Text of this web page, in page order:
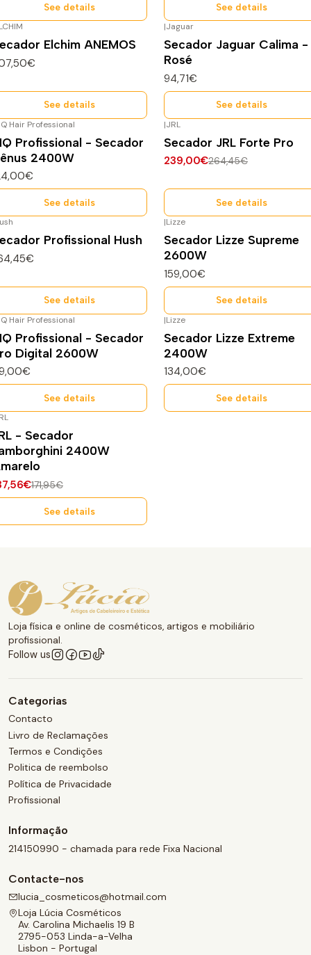
See details See details
Elchim ANEMOS
See details
Esgotado
|Jaguar
Secador Jaguar Calima -
Rosé
94,71€
See details
Hair Professional
Profissional - Secador
2400W
See details
-10%
Esgotado
|JRL
Secador JRL Forte Pro
239,00€264,45€
See details
Profissional Hush
See details
|Lizze
Secador Lizze Supreme
2600W
159,00€
See details
Hair Professional
Profissional - Secador
Digital 2600W
See details
|Lizze
Secador Lizze Extreme
2400W
134,00€
See details
- Secador
2400W
171,95€
See details
Loja física e online de cosméticos, artigos e mobiliário
profissional.
Follow us
Categorias
Contacto
Livro de Reclamações
Termos e Condições
Politica de reembolso
Política de Privacidade
Profissional
Informação
214150990 - chamada para rede Fixa Nacional
Contacte-nos
lucia_cosmeticos@hotmail.com
Loja Lúcia Cosméticos
Av. Carolina Michaelis 19 B
2795-053 Linda-a-Velha
Lisbon - Portugal